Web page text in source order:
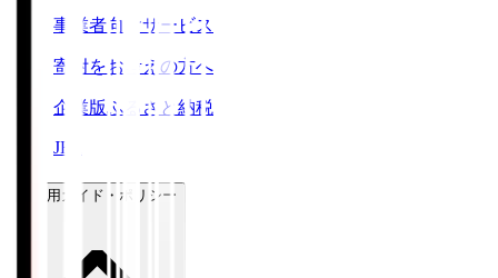
事業者向けサービス
寄附をお考えの方へ
企業版ふるさと納税
JFA
ご利用ガイド・ポリシー